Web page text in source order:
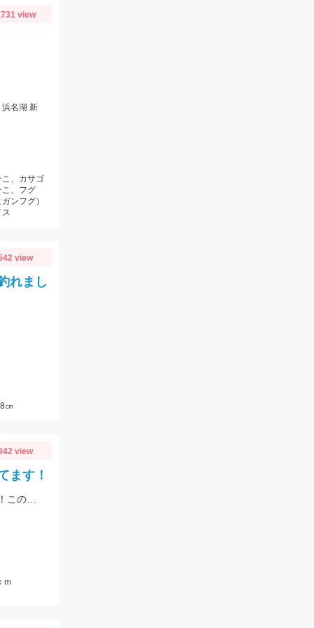
view
名湖 新
、カサゴ
、フグ
ンフグ）
ス
view
れまし
㎝
view
ます！
ｍ